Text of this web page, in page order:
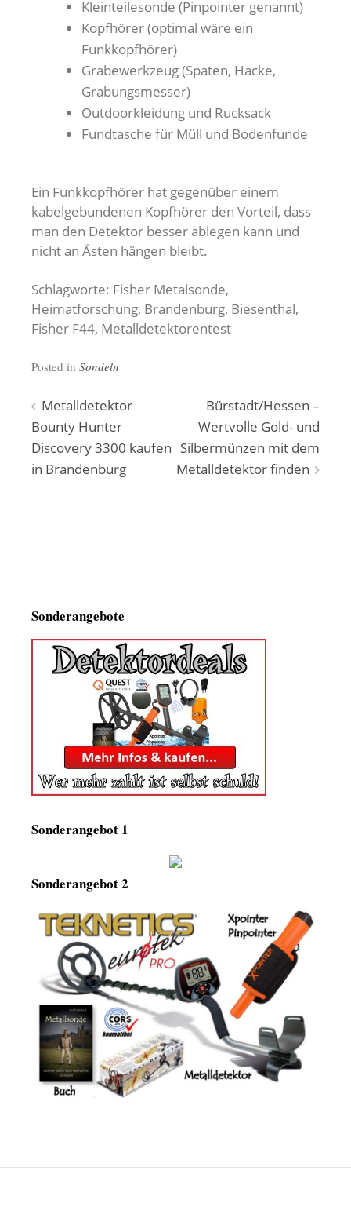
Kleinteilesonde (Pinpointer genannt)
Kopfhörer (optimal wäre ein
Funkkopfhörer)
Grabewerkzeug (Spaten, Hacke,
Grabungsmesser)
Outdoorkleidung und Rucksack
Fundtasche für Müll und Bodenfunde
Ein Funkkopfhörer hat gegenüber einem
kabelgebundenen Kopfhörer den Vorteil, dass
man den Detektor besser ablegen kann und
nicht an Ästen hängen bleibt.
Schlagworte: Fisher Metalsonde,
Heimatforschung, Brandenburg, Biesenthal,
Fisher F44, Metalldetektorentest
Posted in Sondeln
Beitragsnavigation
Metalldetektor
Bounty Hunter
Discovery 3300 kaufen
in Brandenburg
Bürstadt/Hessen –
Wertvolle Gold- und
Silbermünzen mit dem
Metalldetektor finden
Sonderangebote
Sonderangebot 1
Sonderangebot 2